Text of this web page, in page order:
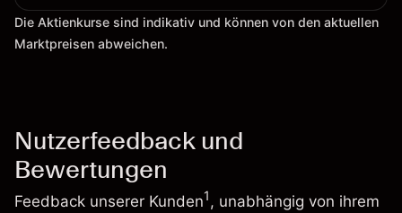
Die Aktienkurse sind indikativ und können von den aktuellen
Marktpreisen abweichen.
Nutzerfeedback und
Bewertungen
Feedback unserer Kunden1, unabhängig von ihrem